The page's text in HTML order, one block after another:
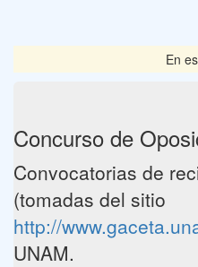
En
Concurso de
Convocatorias de
(tomadas del sitio
http://
UNAM.